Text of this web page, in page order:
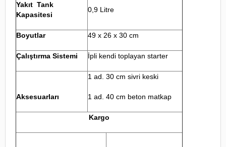
Yakıt Tank
Kapasitesi
0,9 Litre
Boyutlar 49 x 26 x 30 cm
Çalıştırma Sistemi İpli kendi toplayan starter
Aksesuarları
1 ad. 30 cm sivri keski
1 ad. 40 cm beton matkap
Kargo